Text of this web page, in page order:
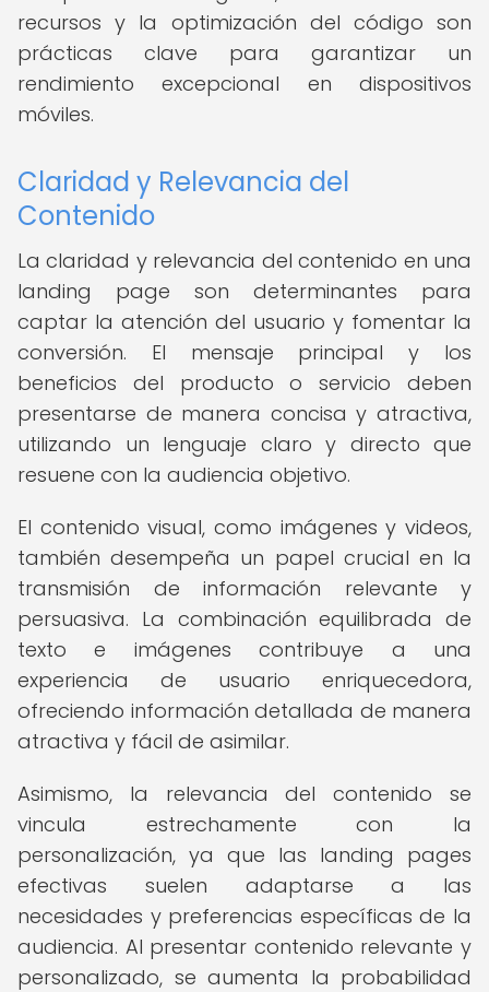
recursos y la optimización del código son
prácticas clave para garantizar un
rendimiento excepcional en dispositivos
móviles.
Claridad y Relevancia del
Contenido
La claridad y relevancia del contenido en una
landing page son determinantes para
captar la atención del usuario y fomentar la
conversión. El mensaje principal y los
beneficios del producto o servicio deben
presentarse de manera concisa y atractiva,
utilizando un lenguaje claro y directo que
resuene con la audiencia objetivo.
El contenido visual, como imágenes y videos,
también desempeña un papel crucial en la
transmisión de información relevante y
persuasiva. La combinación equilibrada de
texto e imágenes contribuye a una
experiencia de usuario enriquecedora,
ofreciendo información detallada de manera
atractiva y fácil de asimilar.
Asimismo, la relevancia del contenido se
vincula estrechamente con la
personalización, ya que las landing pages
efectivas suelen adaptarse a las
necesidades y preferencias específicas de la
audiencia. Al presentar contenido relevante y
personalizado, se aumenta la probabilidad